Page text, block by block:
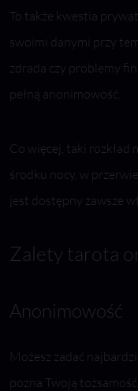
To także kwestia
swoimi danymi przy
zdrada czy problemy
pełną anonimowość.
Co więcej, taki rozkład
środku nocy, w
jest dostępny zawsze
Zalety tarota
Anonimowość
Możesz zadać
pozna Twoją tożsamość.